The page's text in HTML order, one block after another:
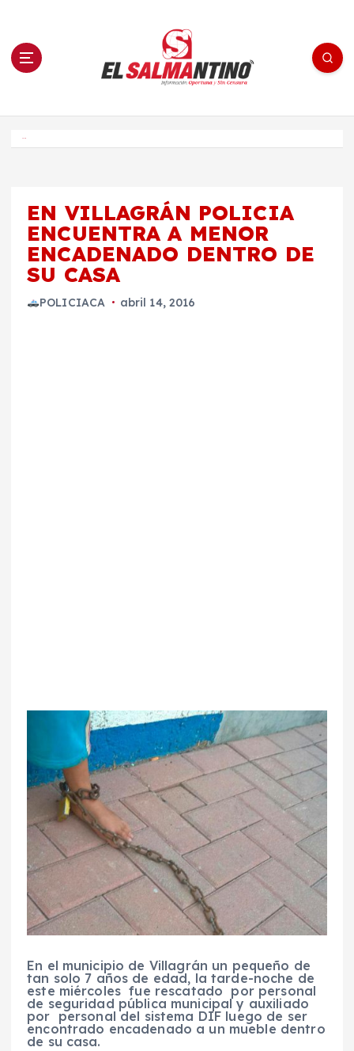
n El Salmantino - medios/noticias/editorial
EN VILLAGRÁN POLICIA
ENCUENTRA A MENOR
ENCADENADO DENTRO DE
SU CASA
POLICIACA abril 14, 2016
En el municipio de Villagrán un pequeño de
tan solo 7 años de edad, la tarde-noche de
este miércoles fue rescatado por personal
de seguridad pública municipal y auxiliado
por personal del sistema DIF luego de ser
encontrado encadenado a un mueble dentro
de su casa.